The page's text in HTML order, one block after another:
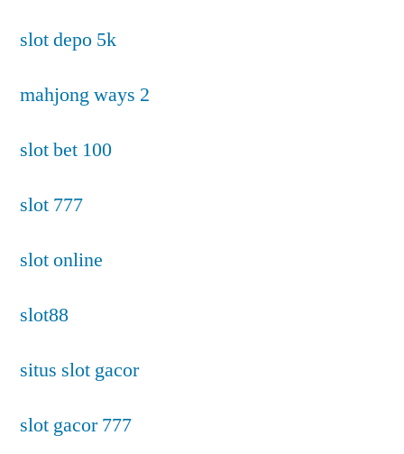
slot depo 5k
mahjong ways 2
slot bet 100
slot 777
slot online
slot88
situs slot gacor
slot gacor 777